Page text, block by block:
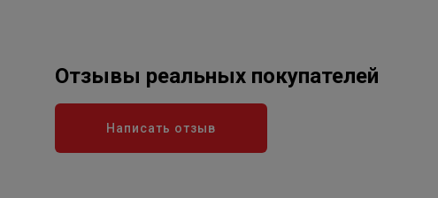
Отзывы реальных покупателей
Написать отзыв